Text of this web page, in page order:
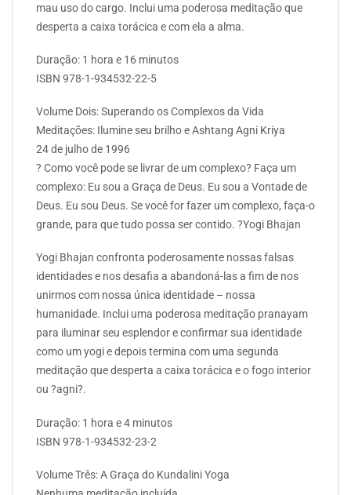
mau uso do cargo. Inclui uma poderosa meditação que
desperta a caixa torácica e com ela a alma.
Duração: 1 hora e 16 minutos
ISBN 978-1-934532-22-5
Volume Dois: Superando os Complexos da Vida
Meditações: Ilumine seu brilho e Ashtang Agni Kriya
24 de julho de 1996
? Como você pode se livrar de um complexo? Faça um
complexo: Eu sou a Graça de Deus. Eu sou a Vontade de
Deus. Eu sou Deus. Se você for fazer um complexo, faça-o
grande, para que tudo possa ser contido. ?Yogi Bhajan
Yogi Bhajan confronta poderosamente nossas falsas
identidades e nos desafia a abandoná-las a fim de nos
unirmos com nossa única identidade – nossa
humanidade. Inclui uma poderosa meditação pranayam
para iluminar seu esplendor e confirmar sua identidade
como um yogi e depois termina com uma segunda
meditação que desperta a caixa torácica e o fogo interior
ou ?agni?.
Duração: 1 hora e 4 minutos
ISBN 978-1-934532-23-2
Volume Três: A Graça do Kundalini Yoga